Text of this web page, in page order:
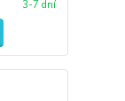
3-7 dní